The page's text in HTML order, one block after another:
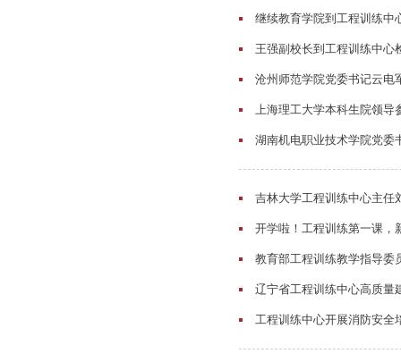
继续教育学院到工程训练中
王强副校长到工程训练中心
沧州师范学院党委书记云电
上海理工大学本科生院领导
湖南机电职业技术学院党委
吉林大学工程训练中心主任
开学啦！工程训练第一课，
教育部工程训练教学指导委
辽宁省工程训练中心高质量
工程训练中心开展消防安全